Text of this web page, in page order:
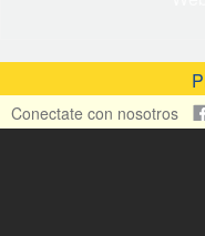
Conectate con nosotros